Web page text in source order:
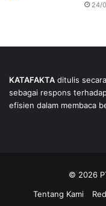
24/
KATAFAKTA ditulis
sebagai respons
efisien dalam membaca
© 2026
Tentang Kami